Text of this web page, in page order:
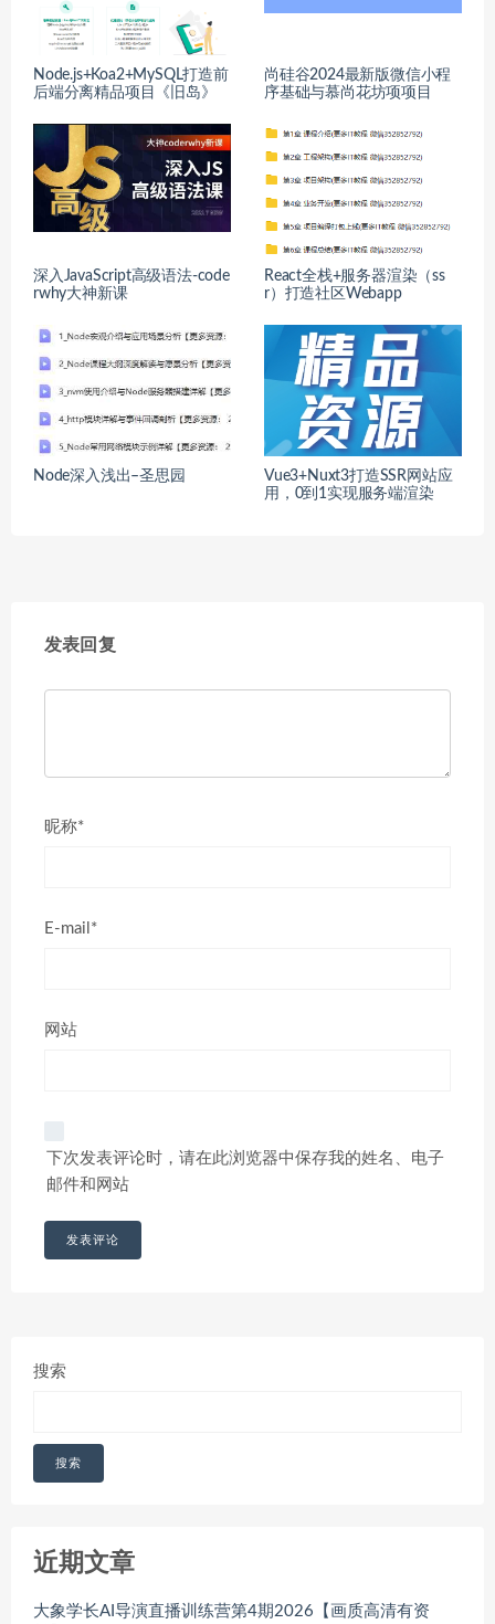
Node.js+Koa2+MySQL打造前
后端分离精品项目《旧岛》
尚硅谷2024最新版微信小程
序基础与慕尚花坊项项目
深入JavaScript高级语法-code
rwhy大神新课
React全栈+服务器渲染（ss
r）打造社区Webapp
Node深入浅出–圣思园
Vue3+Nuxt3打造SSR网站应
用，0到1实现服务端渲染
发表回复
昵称*
E-mail*
网站
下次发表评论时，请在此浏览器中保存我的姓名、电子
邮件和网站
搜索
搜索
近期文章
大象学长AI导演直播训练营第4期2026【画质高清有资